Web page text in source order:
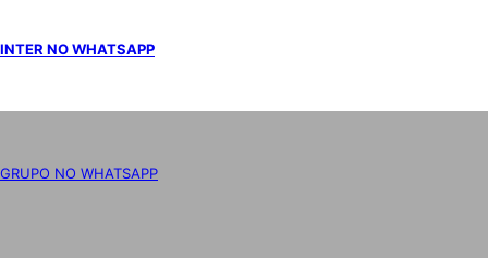
INTER NO WHATSAPP
GRUPO NO WHATSAPP